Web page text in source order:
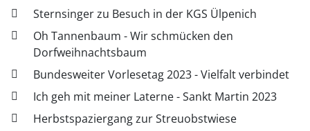
Sternsinger zu Besuch in der KGS Ülpenich
Oh Tannenbaum - Wir schmücken den
Dorfweihnachtsbaum
Bundesweiter Vorlesetag 2023 - Vielfalt verbindet
Ich geh mit meiner Laterne - Sankt Martin 2023
Herbstspaziergang zur Streuobstwiese